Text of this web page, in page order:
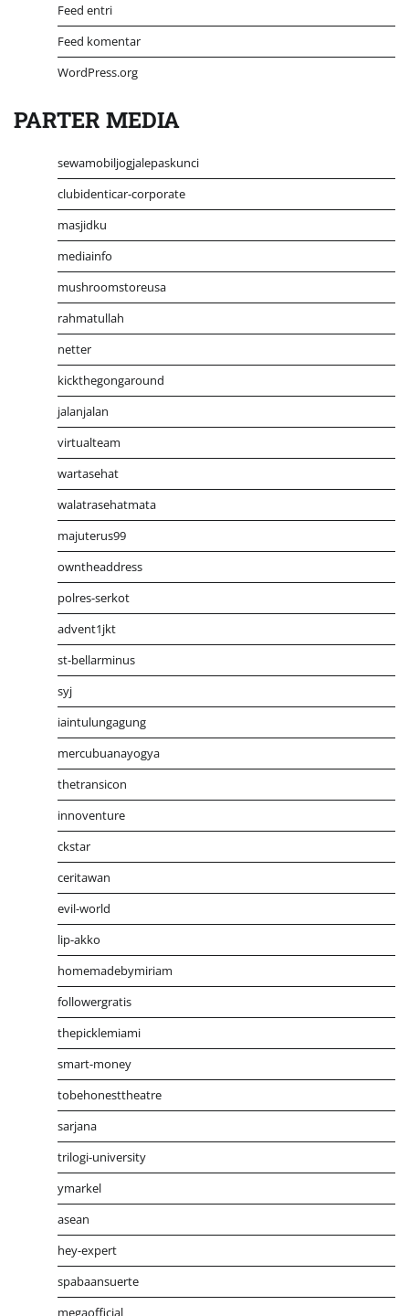
Feed entri
Feed komentar
WordPress.org
PARTER MEDIA
sewamobiljogjalepaskunci
clubidenticar-corporate
masjidku
mediainfo
mushroomstoreusa
rahmatullah
netter
kickthegongaround
jalanjalan
virtualteam
wartasehat
walatrasehatmata
majuterus99
owntheaddress
polres-serkot
advent1jkt
st-bellarminus
syj
iaintulungagung
mercubuanayogya
thetransicon
innoventure
ckstar
ceritawan
evil-world
lip-akko
homemadebymiriam
followergratis
thepicklemiami
smart-money
tobehonesttheatre
sarjana
trilogi-university
ymarkel
asean
hey-expert
spabaansuerte
megaofficial